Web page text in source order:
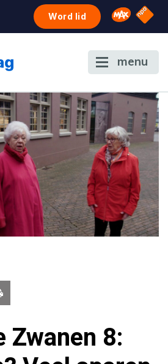
Word lid Omroep
NPO
menu
Zwanen 8: